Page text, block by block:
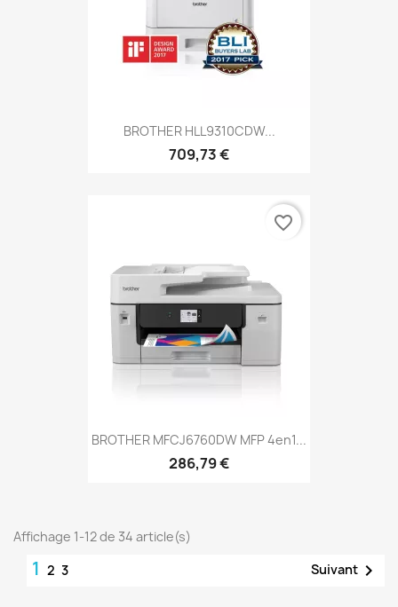
BROTHER HLL9310CDW...
709,73 €
BROTHER MFCJ6760DW MFP 4en1...
286,79 €
favorite_border
Affichage 1-12 de 34 article(s)
1 2 3 Suivant 